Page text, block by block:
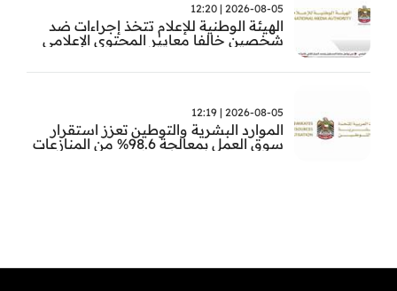
2026-08-05 | 12:20
الهيئة الوطنية للإعلام تتخذ إجراءات ضد
شخصين خالفا معايير المحتوى الإعلامي
2026-08-05 | 12:19
الموارد البشرية والتوطين تعزز استقرار
سوق العمل بمعالجة 98.6% من المنازعات